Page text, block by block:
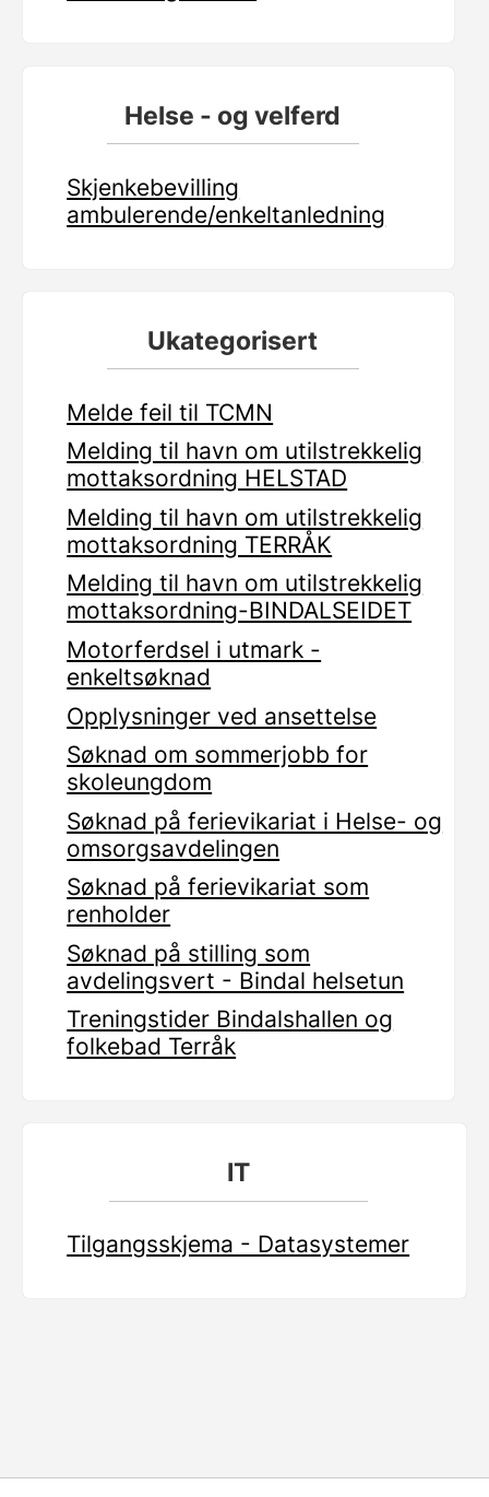
Helse - og velferd
Skjenkebevilling
ambulerende/enkeltanledning
Ukategorisert
Melde feil til TCMN
Melding til havn om utilstrekkelig
mottaksordning HELSTAD
Melding til havn om utilstrekkelig
mottaksordning TERRÅK
Melding til havn om utilstrekkelig
mottaksordning-BINDALSEIDET
Motorferdsel i utmark -
enkeltsøknad
Opplysninger ved ansettelse
Søknad om sommerjobb for
skoleungdom
Søknad på ferievikariat i Helse- og
omsorgsavdelingen
Søknad på ferievikariat som
renholder
Søknad på stilling som
avdelingsvert - Bindal helsetun
Treningstider Bindalshallen og
folkebad Terråk
IT
Tilgangsskjema - Datasystemer